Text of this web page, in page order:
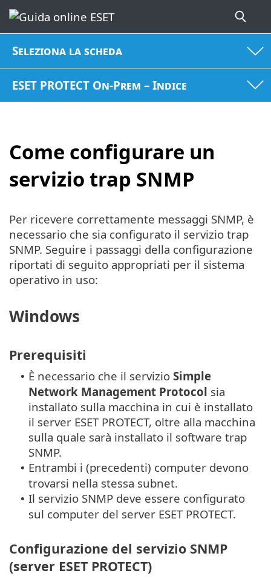
Seleziona la scheda
ESET PROTECT On-Prem – Indice
Come configurare un
servizio trap SNMP
Per ricevere correttamente messaggi SNMP, è
necessario che sia configurato il servizio trap
SNMP. Seguire i passaggi della configurazione
riportati di seguito appropriati per il sistema
operativo in uso:
Windows
Prerequisiti
• È necessario che il servizio Simple
Network Management Protocol sia
installato sulla macchina in cui è installato
il server ESET PROTECT, oltre alla macchina
sulla quale sarà installato il software trap
SNMP.
• Entrambi i (precedenti) computer devono
trovarsi nella stessa subnet.
• Il servizio SNMP deve essere configurato
sul computer del server ESET PROTECT.
Configurazione del servizio SNMP
(server ESET PROTECT)